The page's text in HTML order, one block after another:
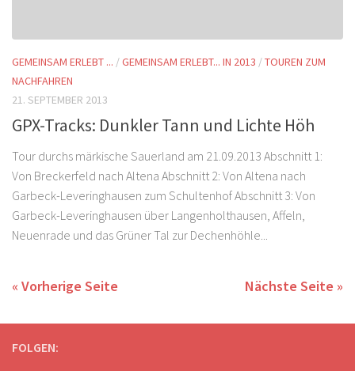
GEMEINSAM ERLEBT ... /GEMEINSAM ERLEBT... IN 2013 /TOUREN ZUM
NACHFAHREN
21. SEPTEMBER 2013
GPX-Tracks: Dunkler Tann und Lichte Höh
Tour durchs märkische Sauerland am 21.09.2013 Abschnitt 1:
Von Breckerfeld nach Altena Abschnitt 2: Von Altena nach
Garbeck-Leveringhausen zum Schultenhof Abschnitt 3: Von
Garbeck-Leveringhausen über Langenholthausen, Affeln,
Neuenrade und das Grüner Tal zur Dechenhöhle...
« Vorherige Seite Nächste Seite »
FOLGEN: